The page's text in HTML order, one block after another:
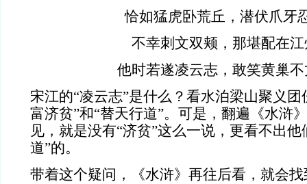
恰如猛虎卧荒丘，潜伏爪牙
不幸刺文双颊，那堪配在
他时若遂凌云志，敢笑黄巢
宋江的“凌云志”是什么？看水泊梁山聚义团
富济贫”和“替天行道”。可是，翻遍《水浒
见，就是没有“济贫”这么一说，更看不出
道”的。
带着这个疑问，《水浒》再往后看，就会